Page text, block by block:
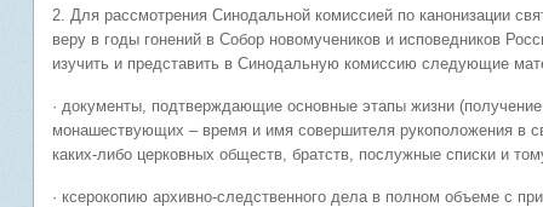
2. Для рассмотрения Синодальной комиссией по канонизации
веру в годы гонений в Собор новомучеников и исповедников
изучить и представить в Синодальную комиссию следующие
· документы, подтверждающие основные этапы жизни
монашествующих – время и имя совершителя рукоположения в
каких-либо церковных обществ, братств, послужные списки и
· ксерокопию архивно-следственного дела в полном объеме с